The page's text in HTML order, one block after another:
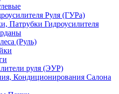
Руля (ГУРа)
Патрубки Гидроусилителя
(Руль)
руля (ЭУР)
Кондиционирования Салона